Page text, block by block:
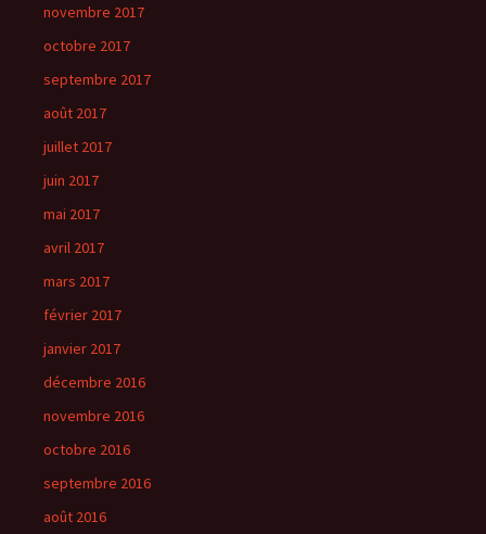
novembre 2017
octobre 2017
septembre 2017
août 2017
juillet 2017
juin 2017
mai 2017
avril 2017
mars 2017
février 2017
janvier 2017
décembre 2016
novembre 2016
octobre 2016
septembre 2016
août 2016